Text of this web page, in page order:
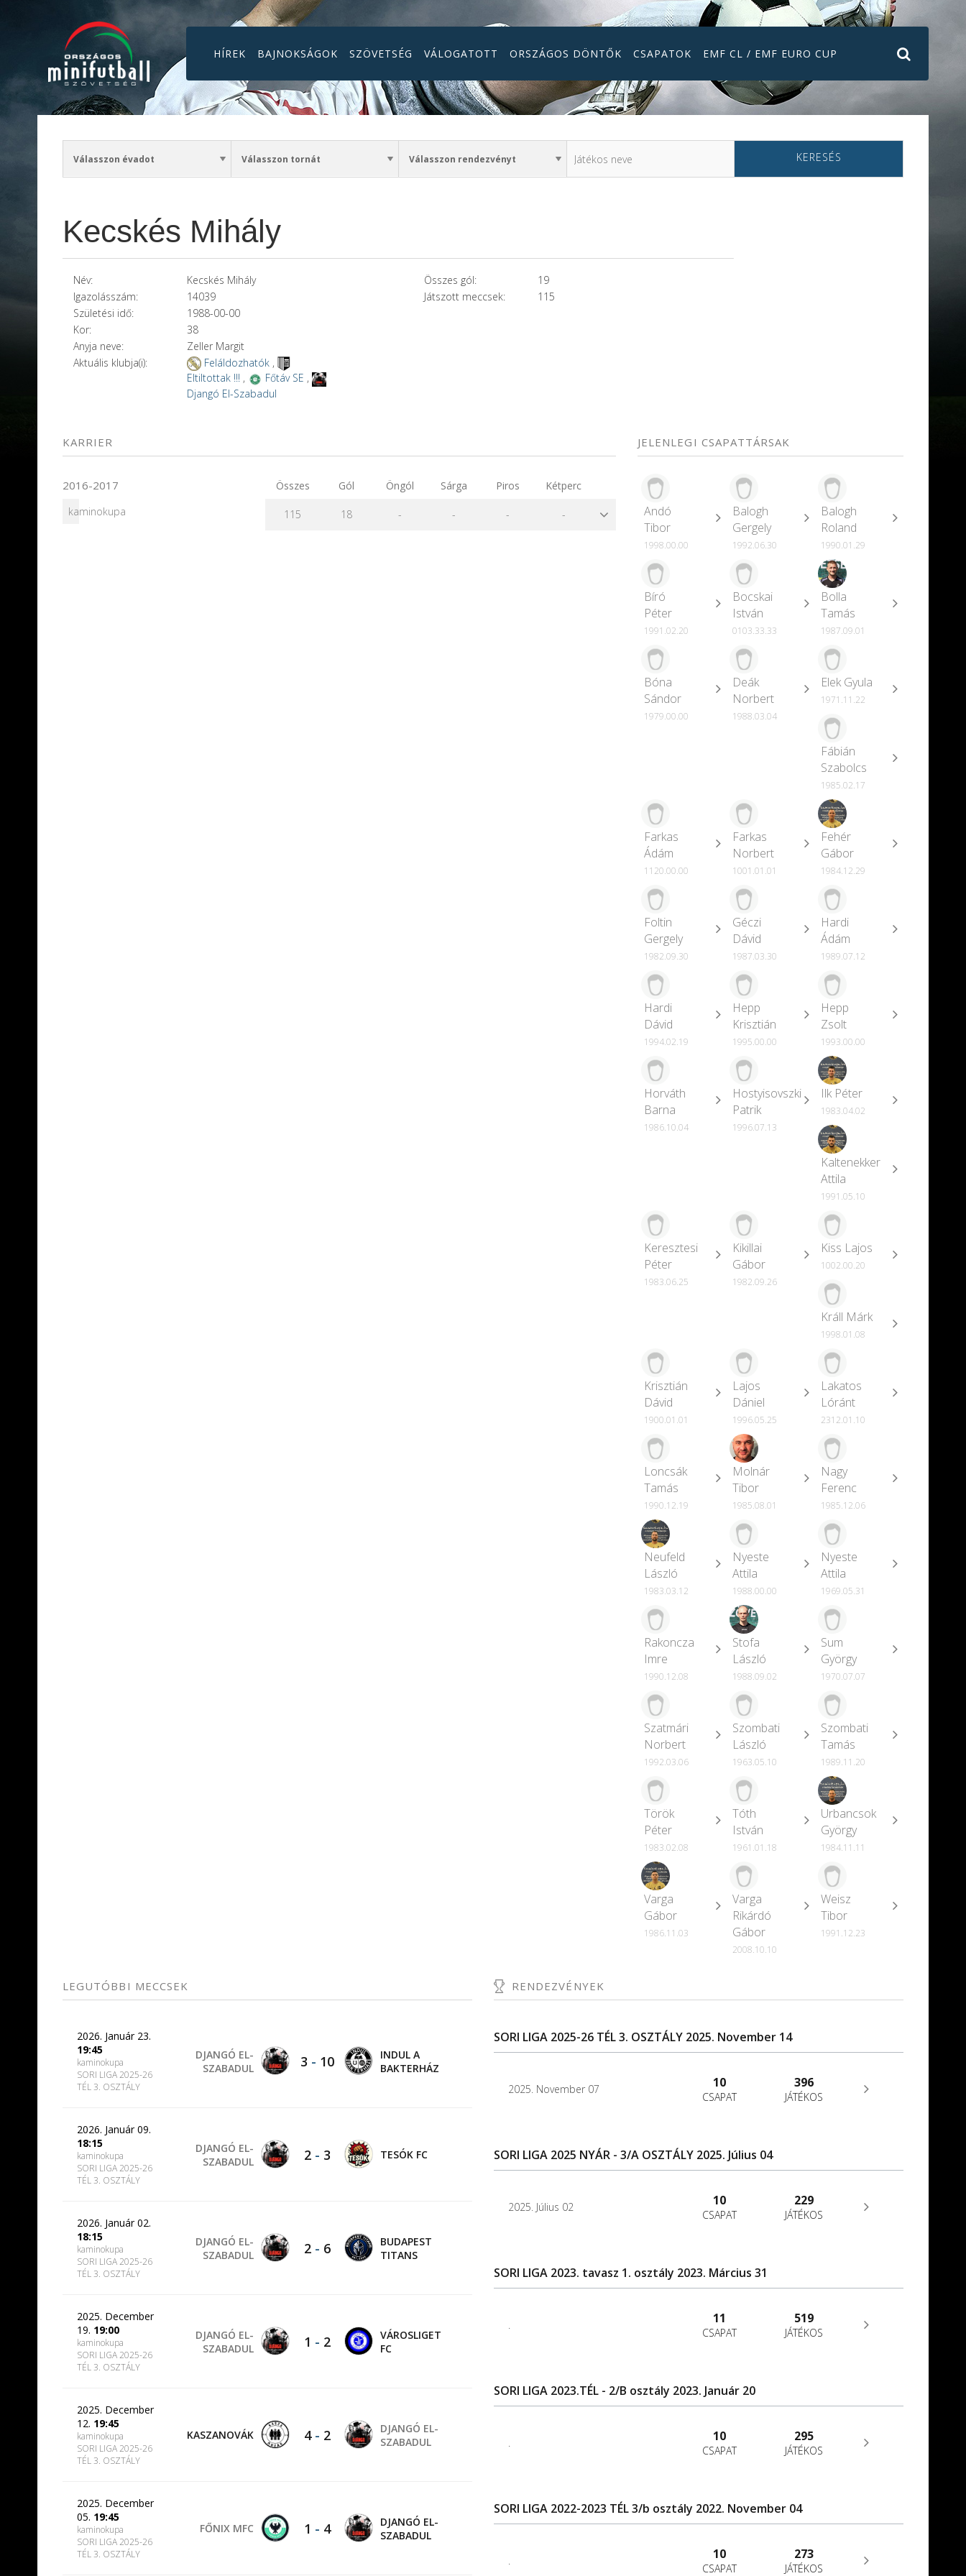
HÍREK BAJNOKSÁGOK SZÖVETSÉG VÁLOGATOTT ORSZÁGOS DÖNTŐK CSAPATOK EMF CL / EMF EURO CUP
KERESÉS
Kecskés Mihály
Név:
Kecskés Mihály
Igazolásszám:
14039
Születési idő:
1988-00-00
Kor:
38
Anyja neve:
Zeller Margit
Aktuális klubja(i):
Feláldozhatók ,
Eltiltottak !!! , Főtáv SE ,
Djangó El-Szabadul
Összes gól:
19
Játszott meccsek:
115
KARRIER
2016-2017 Összes Gól Öngól Sárga Piros
Kétperc
kaminokupa
115 18 - - - -
JELENLEGI CSAPATTÁRSAK
Andó
Tibor
1998.00.00
Balogh
Gergely
1992.06.30
Balogh
Roland
1990.01.29
Bíró
Péter
1991.02.20
Bocskai
István
0103.33.33
Bolla
Tamás
1987.09.01
Bóna
Sándor
1979.00.00
Deák
Norbert
1988.03.04
Elek Gyula
1971.11.22
Fábián
Szabolcs
1985.02.17
Farkas
Ádám
1120.00.00
Farkas
Norbert
1001.01.01
Fehér
Gábor
1984.12.29
Foltin
Gergely
1982.09.30
Géczi
Dávid
1987.03.30
Hardi
Ádám
1989.07.12
Hardi
Dávid
1994.02.19
Hepp
Krisztián
1995.00.00
Hepp
Zsolt
1993.00.00
Horváth
Barna
1986.10.04
Hostyisovszki
Patrik
1996.07.13
Ilk Péter
1983.04.02
Kaltenekker
Attila
1991.05.10
Keresztesi
Péter
1983.06.25
Kikillai
Gábor
1982.09.26
Kiss Lajos
1002.00.20
Králl Márk
1998.01.08
Krisztián
Dávid
1900.01.01
Lajos
Dániel
1996.05.25
Lakatos
Lóránt
2312.01.10
Loncsák
Tamás
1990.12.19
Molnár
Tibor
1985.08.01
Nagy
Ferenc
1985.12.06
Neufeld
László
1983.03.12
Nyeste
Attila
1988.00.00
Nyeste
Attila
1969.05.31
Rakoncza
Imre
1990.12.08
Stofa
László
1988.09.02
Sum
György
1970.07.07
Szatmári
Norbert
1992.03.06
Szombati
László
1963.05.10
Szombati
Tamás
1989.11.20
Török
Péter
1983.02.08
Tóth
István
1961.01.18
Urbancsok
György
1984.11.11
Varga
Gábor
1986.11.03
Varga
Rikárdó
Gábor
2008.10.10
Weisz
Tibor
1991.12.23
LEGUTÓBBI MECCSEK
2026. Január 23.
19:45
kaminokupa
SORI LIGA 2025-26
TÉL 3. OSZTÁLY
DJANGÓ EL-
SZABADUL
3 - 10
INDUL A
BAKTERHÁZ
2026. Január 09.
18:15
kaminokupa
SORI LIGA 2025-26
TÉL 3. OSZTÁLY
DJANGÓ EL-
SZABADUL
2- 3 TESÓK FC
2026. Január 02.
18:15
kaminokupa
SORI LIGA 2025-26
TÉL 3. OSZTÁLY
DJANGÓ EL-
SZABADUL
2- 6
BUDAPEST
TITANS
2025. December
19. 19:00
kaminokupa
SORI LIGA 2025-26
TÉL 3. OSZTÁLY
DJANGÓ EL-
SZABADUL
1 - 2
VÁROSLIGET
FC
2025. December
12. 19:45
kaminokupa
SORI LIGA 2025-26
TÉL 3. OSZTÁLY
KASZANOVÁK 4- 2
DJANGÓ EL-
SZABADUL
2025. December
05. 19:45
kaminokupa
SORI LIGA 2025-26
TÉL 3. OSZTÁLY
FŐNIX MFC 1 - 4
DJANGÓ EL-
SZABADUL
RENDEZVÉNYEK
SORI LIGA 2025-26 TÉL 3. OSZTÁLY 2025. November 14
2025. November 07 10
CSAPAT
396
JÁTÉKOS
SORI LIGA 2025 NYÁR - 3/A OSZTÁLY 2025. Július 04
2025. Július 02 10
CSAPAT
229
JÁTÉKOS
SORI LIGA 2023. tavasz 1. osztály 2023. Március 31
. 11
CSAPAT
519
JÁTÉKOS
SORI LIGA 2023.TÉL - 2/B osztály 2023. Január 20
. 10
CSAPAT
295
JÁTÉKOS
SORI LIGA 2022-2023 TÉL 3/b osztály 2022. November 04
. 10
CSAPAT
273
JÁTÉKOS